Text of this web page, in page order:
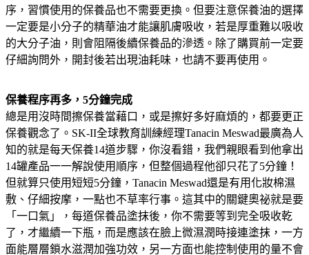
序，習慣使用的保養品也不需要更換。但要注意保養油的選擇
一定要是小分子的精華油才能讓肌膚吸收，若是厚重難以吸收
的大分子油，則會阻隔後續保養品的滲透。除了購買前一定要
仔細詢問外，開封後若出現油耗味，也請不要再使用。
保養程序再多，5分鐘完成
總是用沒時間擦保養當藉口，或是擦好多好麻煩的，都要更正
保養觀念了。SK-II全球教育訓練經理Tanacin Meswad最廣為人
知的就是每天保養14道步驟，你沒看錯，我們親眼看到他拿出
14罐產品一一解說使用順序，但整個過程他卻只花了5分鐘！
但就算只使用短短5分鐘，Tanacin Meswad還是有用化妝棉濕
敷、仔細按摩，一點也不草率行事。這其中的關鍵奧祕就是要
「一口氣」，每道保養品塗抹後，你不需要等到完全吸收乾
了，才繼續一下瓶，而是應該在臉上微濕潤時接連塗抹，一方
面能層層鎖水滋潤加強功效，另一方面也能控制使用的量不會